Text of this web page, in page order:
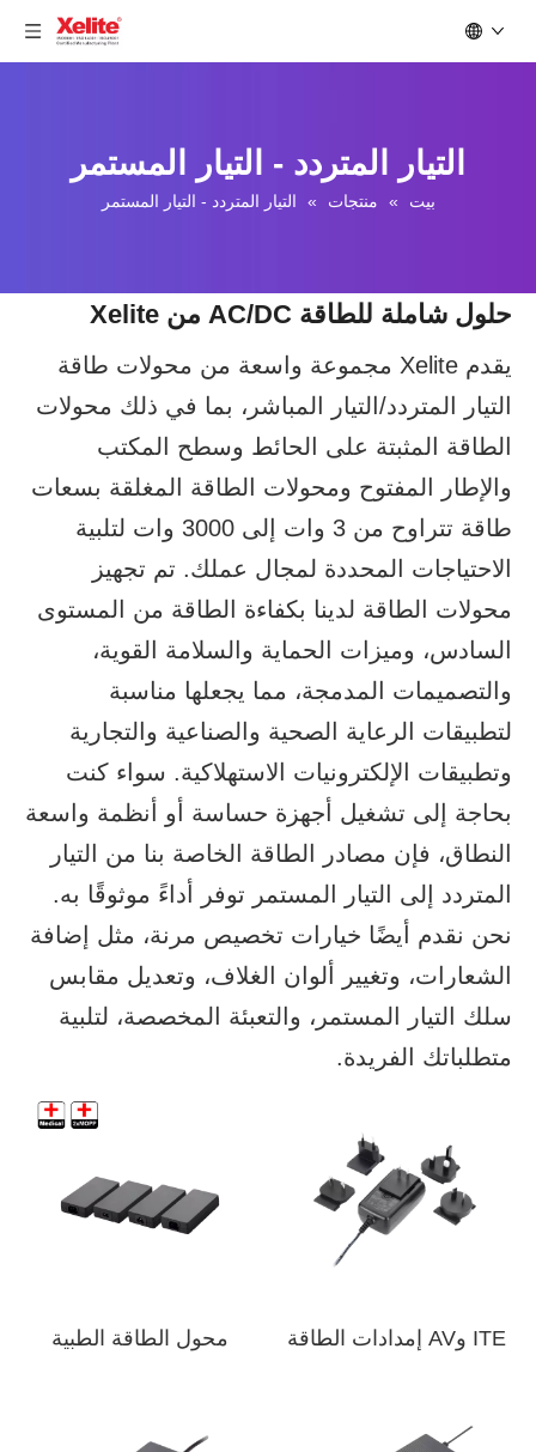
التيار المتردد - التيار المستمر
بيت » منتجات » التيار المتردد - التيار المستمر
حلول شاملة للطاقة AC/DC من Xelite
يقدم Xelite مجموعة واسعة من محولات طاقة
التيار المتردد/التيار المباشر، بما في ذلك محولات
الطاقة المثبتة على الحائط وسطح المكتب
والإطار المفتوح ومحولات الطاقة المغلقة بسعات
طاقة تتراوح من 3 وات إلى 3000 وات لتلبية
الاحتياجات المحددة لمجال عملك. تم تجهيز
محولات الطاقة لدينا بكفاءة الطاقة من المستوى
السادس، وميزات الحماية والسلامة القوية،
والتصميمات المدمجة، مما يجعلها مناسبة
لتطبيقات الرعاية الصحية والصناعية والتجارية
وتطبيقات الإلكترونيات الاستهلاكية. سواء كنت
بحاجة إلى تشغيل أجهزة حساسة أو أنظمة واسعة
النطاق، فإن مصادر الطاقة الخاصة بنا من التيار
المتردد إلى التيار المستمر توفر أداءً موثوقًا به.
نحن نقدم أيضًا خيارات تخصيص مرنة، مثل إضافة
الشعارات، وتغيير ألوان الغلاف، وتعديل مقابس
سلك التيار المستمر، والتعبئة المخصصة، لتلبية
متطلباتك الفريدة.
ITE وAV إمدادات الطاقة محول الطاقة الطبية